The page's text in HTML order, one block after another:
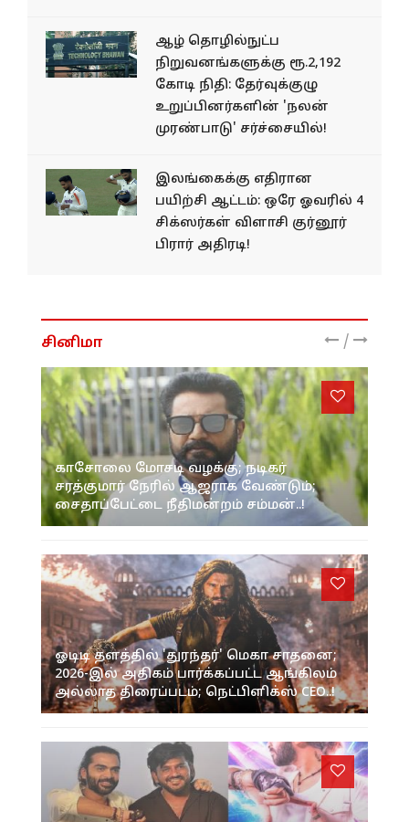
ஆழ் தொழில்நுட்ப
நிறுவனங்களுக்கு ரூ.2,192
கோடி நிதி: தேர்வுக்குழு
உறுப்பினர்களின் 'நலன்
முரண்பாடு' சர்ச்சையில்!
இலங்கைக்கு எதிரான
பயிற்சி ஆட்டம்: ஒரே ஓவரில் 4
சிக்ஸர்கள் விளாசி குர்னூர்
பிரார் அதிரடி!
சினிமா /
காசோலை மோசடி வழக்கு; நடிகர்
சரத்குமார் நேரில் ஆஜராக வேண்டும்;
சைதாப்பேட்டை நீதிமன்றம் சம்மன்..!
ஓடிடி தளத்தில் 'துரந்தர்' மெகா சாதனை;
2026-இல் அதிகம் பார்க்கப்பட்ட ஆங்கிலம்
அல்லாத திரைப்படம்; நெட்பிளிக்ஸ் CEO..!